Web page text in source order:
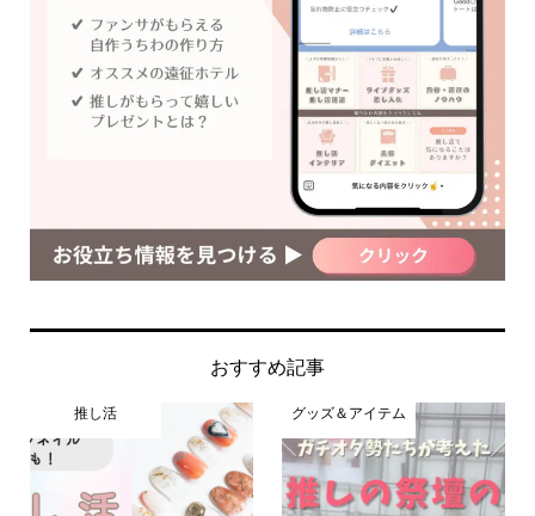
おすすめ記事
推し活 グッズ＆アイテム